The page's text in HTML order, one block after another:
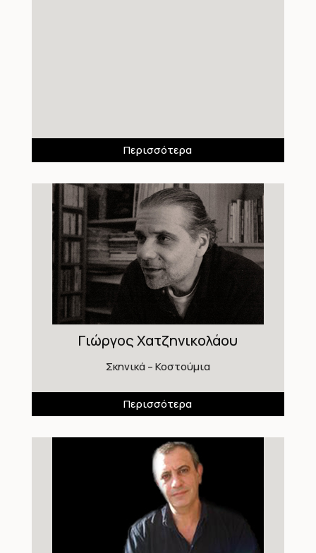
Περισσότερα
Γιώργος Χατζηνικολάου
Σκηνικά – Κοστούμια
Περισσότερα